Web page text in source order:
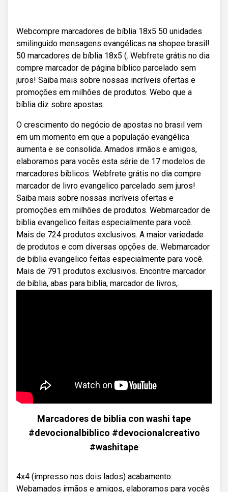
Webcompre marcadores de bíblia 18x5 50 unidades
smilinguido mensagens evangélicas na shopee brasil!
50 marcadores de bíblia 18x5 (. Webfrete grátis no dia
compre marcador de página bíblico parcelado sem
juros! Saiba mais sobre nossas incríveis ofertas e
promoções em milhões de produtos. Webo que a
bíblia diz sobre apostas.
O crescimento do negócio de apostas no brasil vem
em um momento em que a população evangélica
aumenta e se consolida. Amados irmãos e amigos,
elaboramos para vocês esta série de 17 modelos de
marcadores bíblicos. Webfrete grátis no dia compre
marcador de livro evangelico parcelado sem juros!
Saiba mais sobre nossas incríveis ofertas e
promoções em milhões de produtos. Webmarcador de
biblia evangelico feitas especialmente para você.
Mais de 724 produtos exclusivos. A maior variedade
de produtos e com diversas opções de. Webmarcador
de biblia evangelico feitas especialmente para você.
Mais de 791 produtos exclusivos. Encontre marcador
de biblia, abas para biblia, marcador de livros,.
Marcadores de biblia con washi tape
#devocionalbiblico #devocionalcreativo
#washitape
4x4 (impresso nos dois lados) acabamento:
Webamados irmãos e amigos, elaboramos para vocês